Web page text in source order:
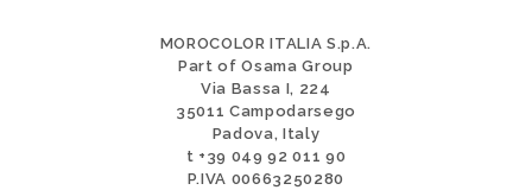
MOROCOLOR ITALIA S.p.A.
Part of Osama Group
Via Bassa I, 224
35011 Campodarsego
Padova, Italy
t +39 049 92 011 90
P.IVA 00663250280